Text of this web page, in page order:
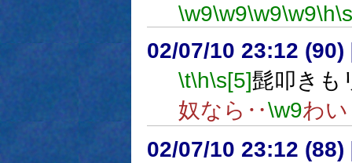
\w9\w9\w9\w9\h
02/07/10 23:12 (90)
\t\h\s[5]髭叩きも
奴なら‥\w9わ
02/07/10 23:12 (88)